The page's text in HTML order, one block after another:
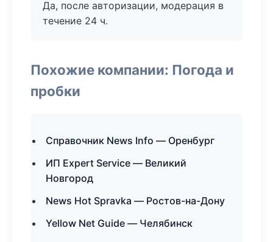
Да, после авторизации, модерация в
течение 24 ч.
Похожие компании: Погода и
пробки
Справочник News Info — Оренбург
ИП Expert Service — Великий
Новгород
News Hot Spravka — Ростов-на-Дону
Yellow Net Guide — Челябинск